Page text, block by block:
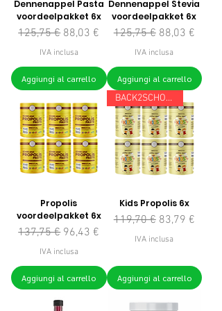
Dennenappel Pasta
voordeelpakket 6x
Prezzo regolare
125,75 € Prezzo scontato
88,03 €
IVA inclusa
Aggiungi al carrello
Dennenappel Stevia
voordeelpakket 6x
Prezzo regolare
125,75 € Prezzo
88,03 €
IVA inclusa
Aggiungi al carrello
Propolis
voordeelpakket 6x
Prezzo regolare
137,75 € Prezzo scontato
96,43 €
IVA inclusa
Aggiungi al carrello
BACK2SCHOOL
Kids Propolis 6x
Prezzo regolare
119,70 € Prezzo
83,79 €
IVA inclusa
Aggiungi al carrello